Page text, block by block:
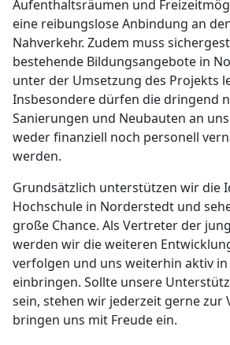
Aufenthaltsräumen und
eine reibungslose Anbindung an
Nahverkehr. Zudem muss
bestehende Bildungsangebote in
unter der Umsetzung des Projekts
Insbesondere dürfen die dringend
Sanierungen und Neubauten an
weder finanziell noch personell
werden.
Grundsätzlich unterstützen wir die
Hochschule in Norderstedt und
große Chance. Als Vertreter der
werden wir die weiteren
verfolgen und uns weiterhin aktiv
einbringen. Sollte unsere
sein, stehen wir jederzeit gerne zur
bringen uns mit Freude ein.